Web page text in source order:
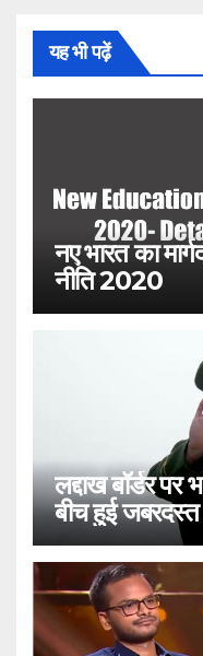
यह भी पढ़ें
नए भारत का
नीति 2020
लद्दाख बॉर्डर
बीच हुई